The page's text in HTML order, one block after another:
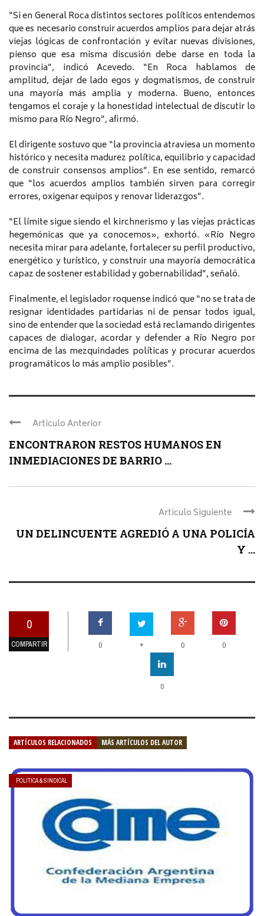
“Si en General Roca distintos sectores políticos entendemos
que es necesario construir acuerdos amplios para dejar atrás
viejas lógicas de confrontación y evitar nuevas divisiones,
pienso que esa misma discusión debe darse en toda la
provincia”, indicó Acevedo. “En Roca hablamos de
amplitud, dejar de lado egos y dogmatismos, de construir
una mayoría más amplia y moderna. Bueno, entonces
tengamos el coraje y la honestidad intelectual de discutir lo
mismo para Río Negro”, afirmó.
El dirigente sostuvo que “la provincia atraviesa un momento
histórico y necesita madurez política, equilibrio y capacidad
de construir consensos amplios”. En ese sentido, remarcó
que “los acuerdos amplios también sirven para corregir
errores, oxigenar equipos y renovar liderazgos”.
“El límite sigue siendo el kirchnerismo y las viejas prácticas
hegemónicas que ya conocemos», exhortó. «Río Negro
necesita mirar para adelante, fortalecer su perfil productivo,
energético y turístico, y construir una mayoría democrática
capaz de sostener estabilidad y gobernabilidad”, señaló.
Finalmente, el legislador roquense indicó que “no se trata de
resignar identidades partidarias ni de pensar todos igual,
sino de entender que la sociedad está reclamando dirigentes
capaces de dialogar, acordar y defender a Río Negro por
encima de las mezquindades políticas y procurar acuerdos
programáticos lo más amplio posibles”.
Articulo Anterior
ENCONTRARON RESTOS HUMANOS EN
INMEDIACIONES DE BARRIO ...
Articulo Siguiente
UN DELINCUENTE AGREDIÓ A UNA POLICÍA
Y ...
0
COMPARTIR 0 + 0 0
0
ARTÍCULOS RELACIONADOS MÁS ARTÍCULOS DEL AUTOR
POLÍTICA & SINDICAL